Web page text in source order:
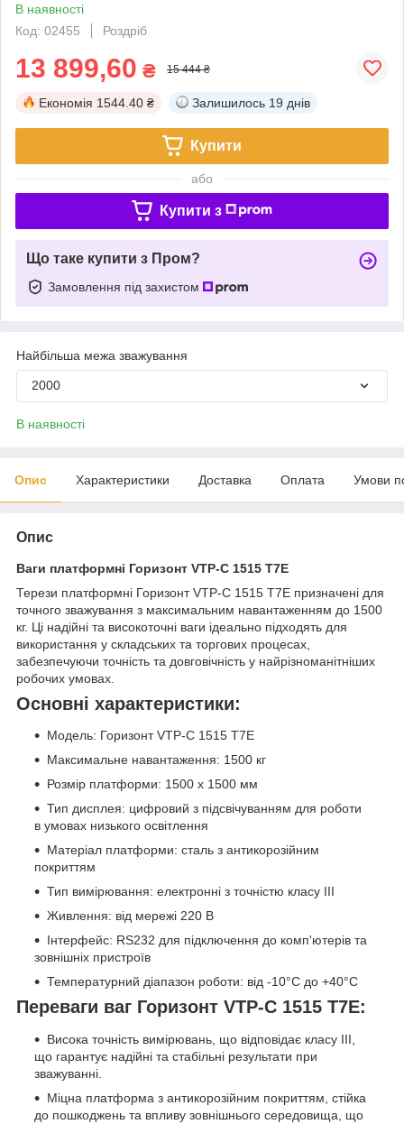
В наявності
Код: 02455
Роздріб
13 899,60 ₴ 15 444 ₴
Економія 1544.40 ₴ Залишилось 19 днів
Купити
або
Купити з
Що таке купити з Пром?
Замовлення під захистом
Найбільша межа зважування
2000
В наявності
Опис Характеристики Доставка Оплата Умови
Опис
Ваги платформні Горизонт VTP-С 1515 T7E
Терези платформні Горизонт VTP-С 1515 T7E призначені для
точного зважування з максимальним навантаженням до 1500
кг. Ці надійні та високоточні ваги ідеально підходять для
використання у складських та торгових процесах,
забезпечуючи точність та довговічність у найрізноманітніших
робочих умовах.
Основні характеристики:
Модель: Горизонт VTP-С 1515 T7E
Максимальне навантаження: 1500 кг
Розмір платформи: 1500 х 1500 мм
Тип дисплея: цифровий з підсвічуванням для роботи
в умовах низького освітлення
Матеріал платформи: сталь з антикорозійним
покриттям
Тип вимірювання: електронні з точністю класу III
Живлення: від мережі 220 В
Інтерфейс: RS232 для підключення до комп'ютерів та
зовнішніх пристроїв
Температурний діапазон роботи: від -10°C до +40°C
Переваги ваг Горизонт VTP-С 1515 T7E:
Висока точність вимірювань, що відповідає класу III,
що гарантує надійні та стабільні результати при
зважуванні.
Міцна платформа з антикорозійним покриттям, стійка
до пошкоджень та впливу зовнішнього середовища, що